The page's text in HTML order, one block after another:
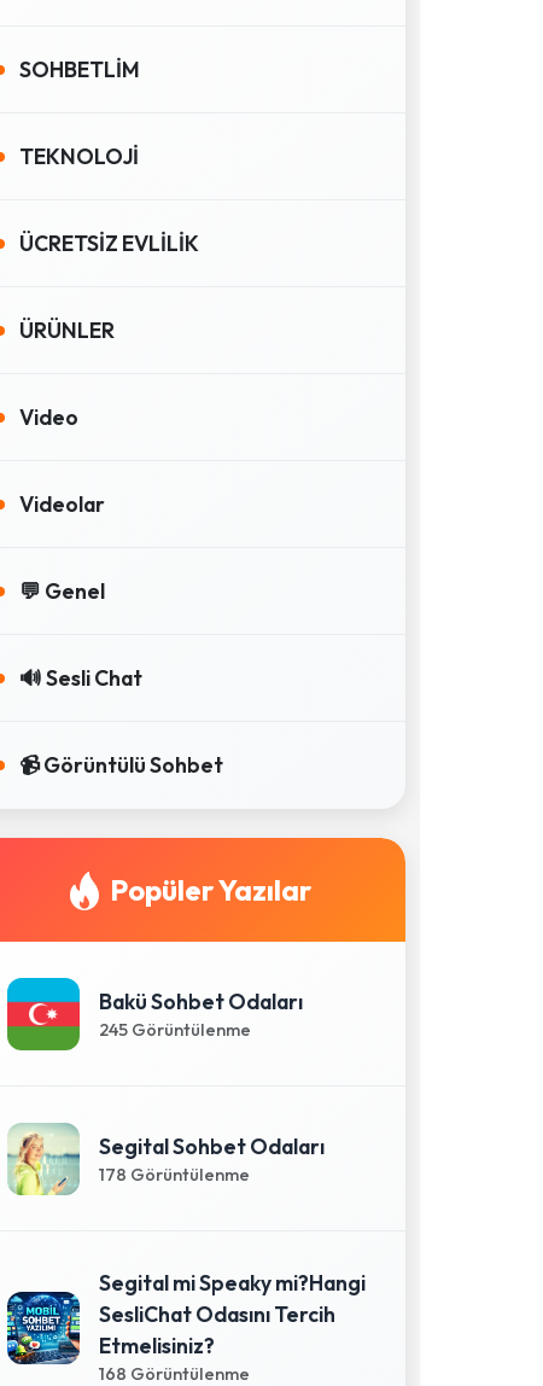
SOHBETLİM
TEKNOLOJİ
ÜCRETSİZ EVLİLİK
ÜRÜNLER
Video
Videolar
💬 Genel
🔊 Sesli Chat
📹 Görüntülü Sohbet
Popüler Yazılar
Bakü Sohbet Odaları
245 Görüntülenme
Segital Sohbet Odaları
178 Görüntülenme
Segital mi Speaky mi?Hangi
SesliChat Odasını Tercih
Etmelisiniz?
168 Görüntülenme